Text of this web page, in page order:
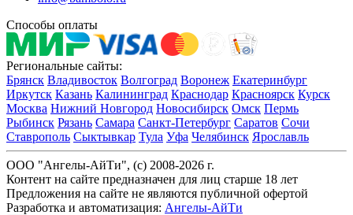
Способы оплаты
Региональные сайты:
Брянск Владивосток Волгоград Воронеж Екатеринбург
Иркутск Казань Калининград Краснодар Красноярск Курск
Москва Нижний Новгород Новосибирск Омск Пермь
Рыбинск Рязань Самара Санкт-Петербург Саратов Сочи
Ставрополь Сыктывкар Тула Уфа Челябинск Ярославль
ООО "Ангелы-АйТи", (c) 2008-2026 г.
Контент на сайте предназначен для лиц старше 18 лет
Предложения на сайте не являются публичной офертой
Разработка и автоматизация: Ангелы-АйТи